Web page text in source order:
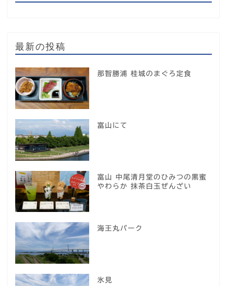
最新の投稿
那智勝浦 桂城のまぐろ定食
富山にて
富山 中尾清月堂のひみつの黒蜜
やわらか 抹茶白玉ぜんざい
海王丸パーク
氷見